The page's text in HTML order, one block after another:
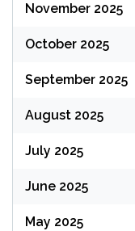
November 2025
October 2025
September 2025
August 2025
July 2025
June 2025
May 2025